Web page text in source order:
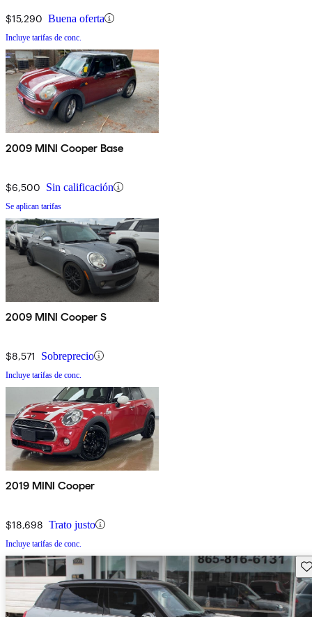
$15,290 Buena oferta
Incluye tarifas de conc.
2009 MINI Cooper Base
$6,500 Sin calificación
Se aplican tarifas
2009 MINI Cooper S
$8,571 Sobreprecio
Incluye tarifas de conc.
2019 MINI Cooper
$18,698 Trato justo
Incluye tarifas de conc.